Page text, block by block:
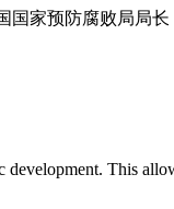
家预防腐败局局长
development. This